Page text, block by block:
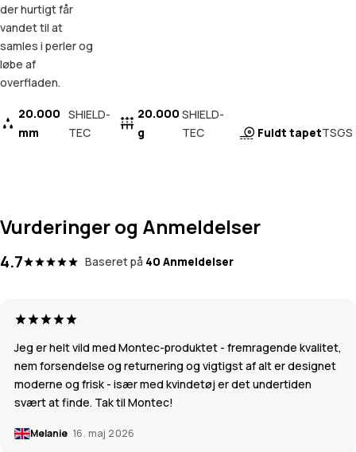
der hurtigt får
vandet til at
samles i perler og
løbe af
overfladen.
20.000
mm
SHIELD-
TEC
20.000
g
SHIELD-
TEC
Fuldt tapetTSGS
Vurderinger og Anmeldelser
4.7 Baseret på 40 Anmeldelser
Jeg er helt vild med Montec-produktet - fremragende kvalitet,
nem forsendelse og returnering og vigtigst af alt er designet
moderne og frisk - især med kvindetøj er det undertiden
svært at finde. Tak til Montec!
Melanie 16. maj 2026